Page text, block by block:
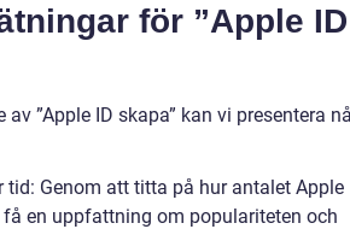
för ”Apple ID
”Apple ID skapa” kan vi presentera
tid: Genom att titta på hur antalet Apple
en uppfattning om populariteten och